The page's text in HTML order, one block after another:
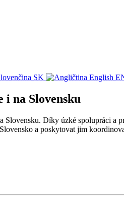
SK English
i na Slovensku
Díky úzké spolupráci a
a poskytovat jim